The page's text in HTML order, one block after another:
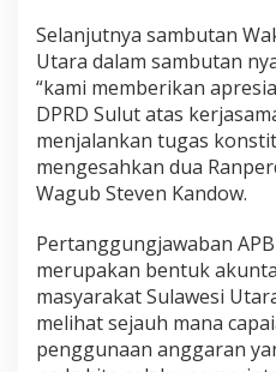
Selanjutnya sambutan
Utara dalam sambutan
“kami memberikan
DPRD Sulut atas
menjalankan tugas
mengesahkan dua
Wagub Steven Kandow.
Pertanggungjawaban
merupakan bentuk
masyarakat Sulawesi
melihat sejauh mana
penggunaan anggaran